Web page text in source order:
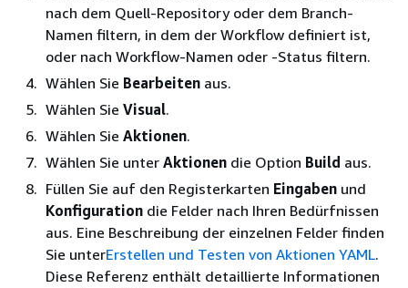
nach dem Quell-Repository oder dem Branch-
Namen filtern, in dem der Workflow definiert ist,
oder nach Workflow-Namen oder -Status filtern.
Wählen Sie Bearbeiten aus.
Wählen Sie Visual.
Wählen Sie Aktionen.
Wählen Sie unter Aktionen die Option Build aus.
Füllen Sie auf den Registerkarten Eingaben und
Konfiguration die Felder nach Ihren Bedürfnissen
aus. Eine Beschreibung der einzelnen Felder finden
Sie unterErstellen und Testen von Aktionen YAML.
Diese Referenz enthält detaillierte Informationen